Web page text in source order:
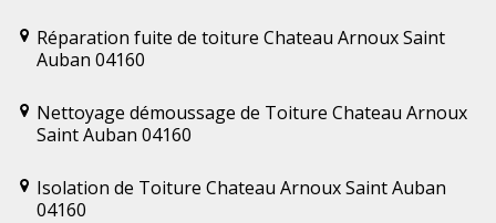
Réparation fuite de toiture Chateau Arnoux Saint
Auban 04160
Nettoyage démoussage de Toiture Chateau Arnoux
Saint Auban 04160
Isolation de Toiture Chateau Arnoux Saint Auban
04160